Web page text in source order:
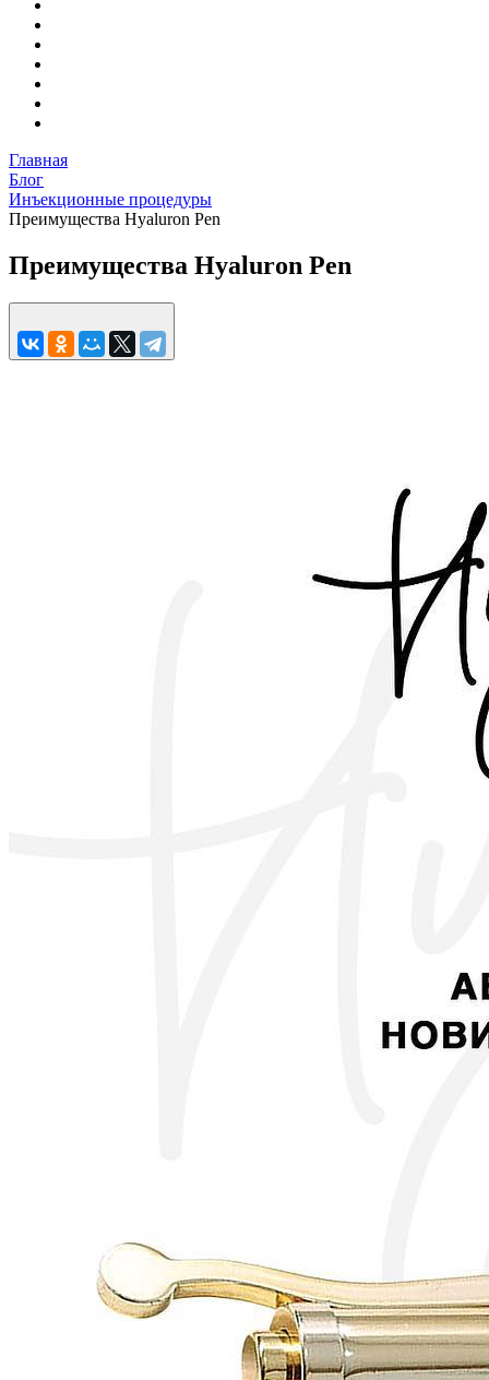
Главная
Блог
Инъекционные процедуры
Преимущества Hyaluron Pen
Преимущества Hyaluron Pen